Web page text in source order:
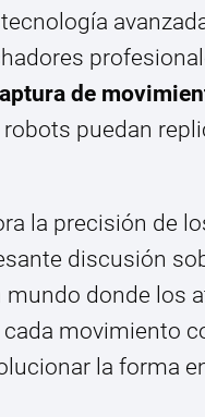
de
puedan
la precisión de
discusión
donde los
movimiento
la forma